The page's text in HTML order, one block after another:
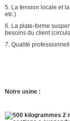
5. La tension locale et
etc.)
6. La plate-forme
besoins du client
7. Qualité
Notre usine :